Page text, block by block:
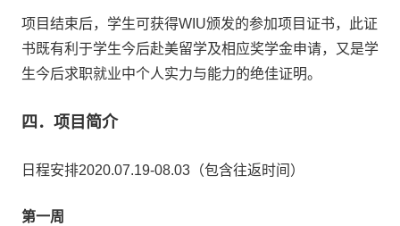
项目结束后，学生可获得WIU颁发的参加项目证书，此证
书既有利于学生今后赴美留学及相应奖学金申请，又是学
生今后求职就业中个人实力与能力的绝佳证明。
四．项目简介
日程安排2020.07.19-08.03（包含往返时间）
第一周